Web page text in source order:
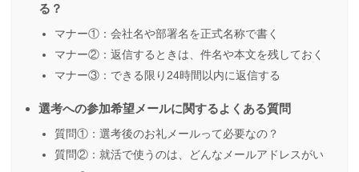
る？
マナー①：会社名や部署名を正式名称で書く
マナー②：返信するときは、件名や本文を残しておく
マナー③：できる限り24時間以内に返信する
選考への参加希望メールに関するよくある質問
質問①：選考後のお礼メールって必要なの？
質問②：就活で使うのは、どんなメールアドレスがい